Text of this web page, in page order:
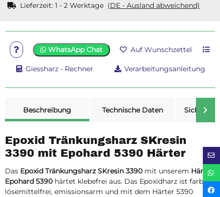
Lieferzeit: 1 - 2 Werktage (DE - Ausland abweichend)
WhatsApp Chat Auf Wunschzettel
Giessharz - Rechner Verarbeitungsanleitung
Beschreibung
Technische Daten
Epoxid Tränkungsharz SKresin
3390 mit Epohard 5390 Härter
Das Epoxid Tränkungsharz SKresin 3390 mit unserem Härter
Epohard 5390 härtet klebefrei aus. Das Epoxidharz ist farblos,
lösemittelfrei, emissionsarm und mit dem Härter 5390